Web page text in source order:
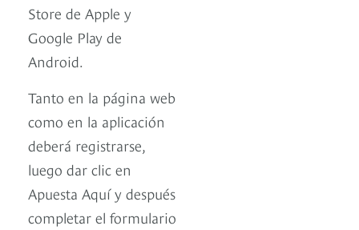
Store de Apple y
Google Play de
Android.
Tanto en la página web
como en la aplicación
deberá registrarse,
luego dar clic en
Apuesta Aquí y después
completar el formulario